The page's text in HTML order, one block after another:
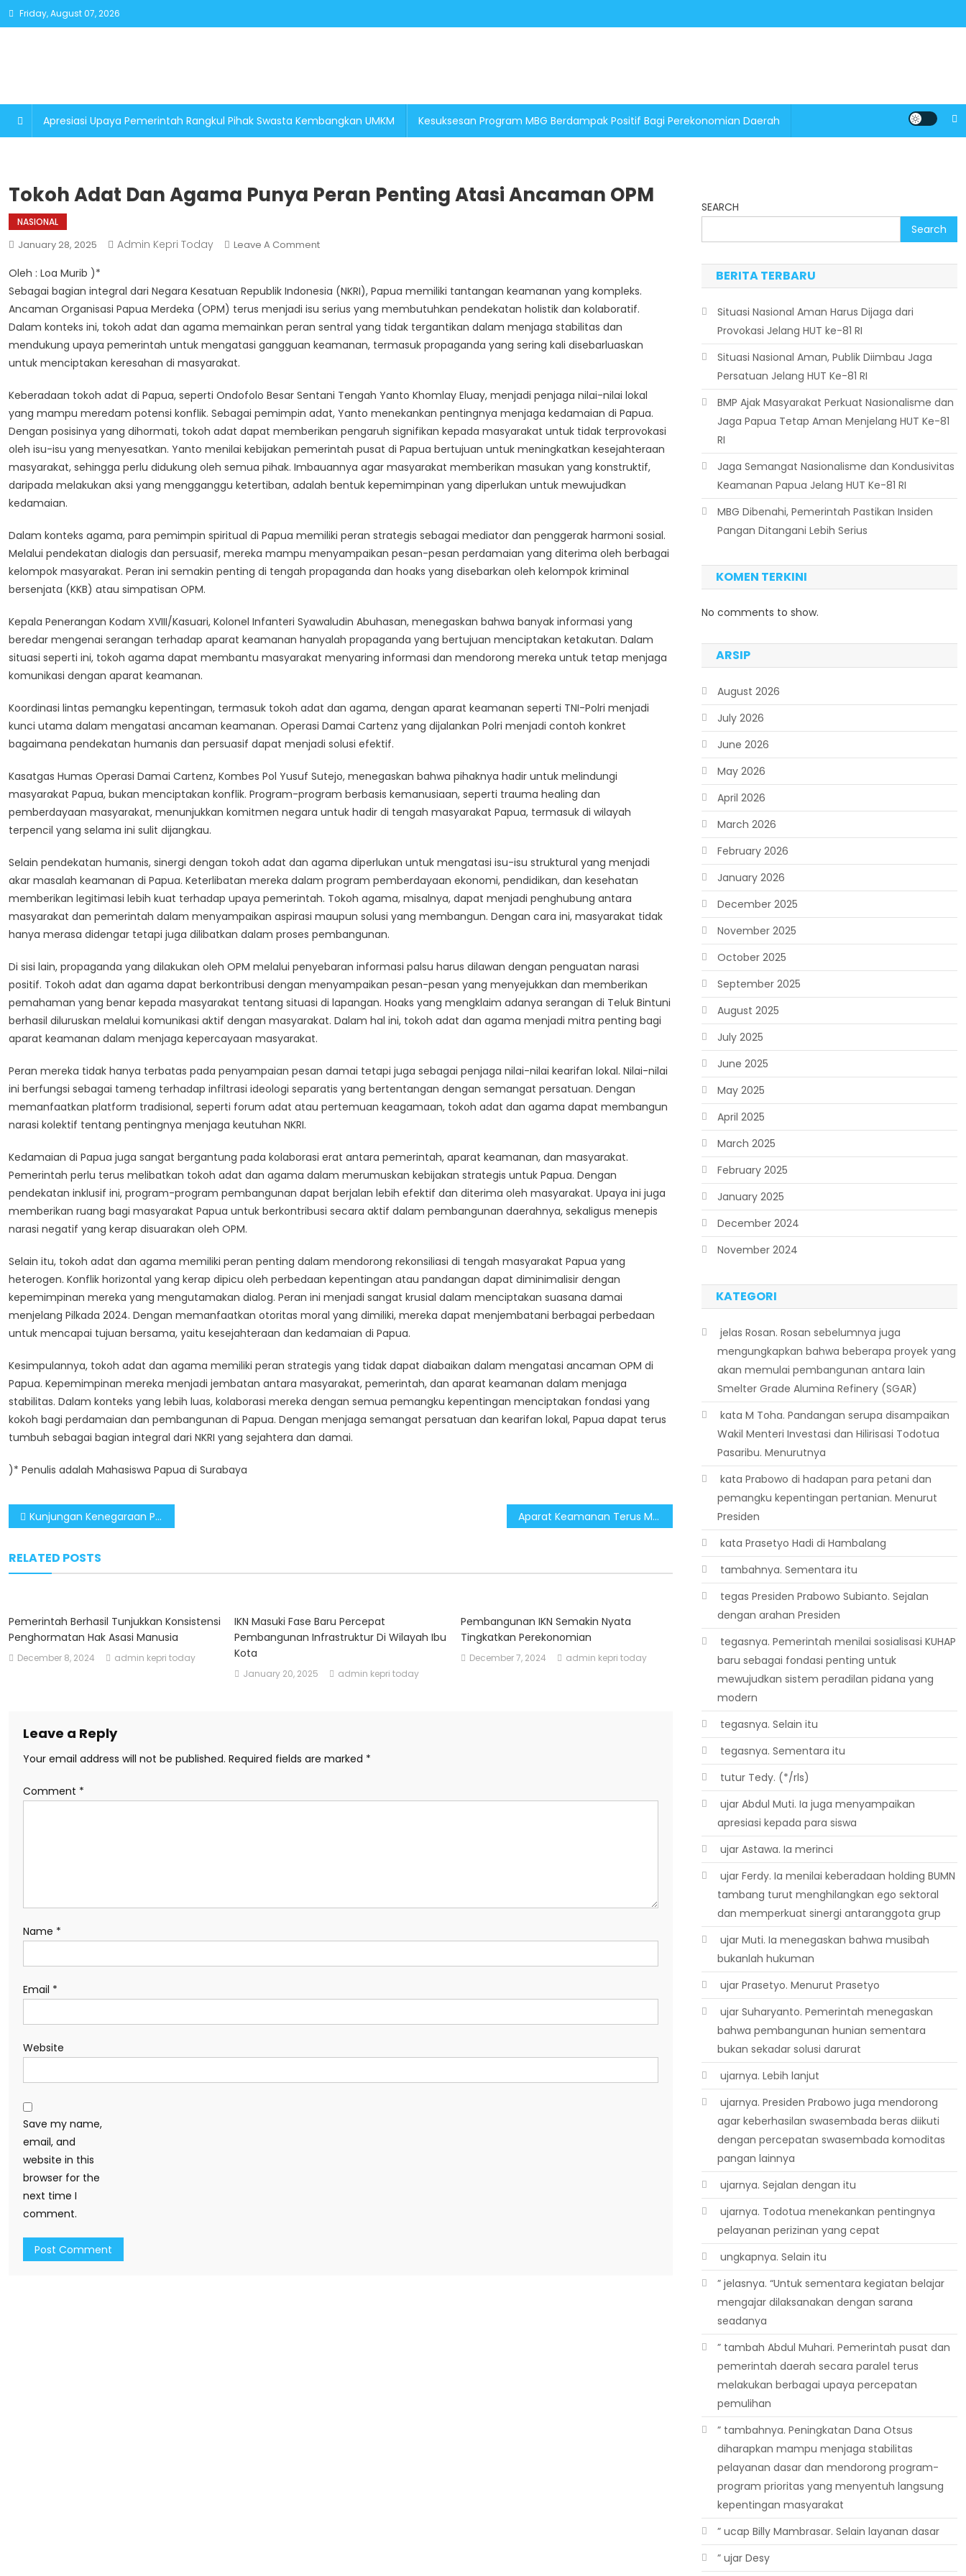
Skip
to
Friday, August 07, 2026
Apresiasi Upaya Pemerintah Rangkul Pihak Swasta Kembangkan UMKM Kesuksesan Program MBG Berdampak Positif Bagi Perekonomian Daerah
Tokoh Adat Dan Agama Punya Peran Penting Atasi Ancaman OPM
NASIONAL
January 28, 2025 Admin Kepri Today Leave A CommentOn
Dan
Agama
Punya
Peran
Ancaman
OPM
Oleh : Loa Murib )*
Sebagai bagian integral dari Negara Kesatuan Republik Indonesia (NKRI), Papua memiliki tantangan keamanan yang kompleks.
Ancaman Organisasi Papua Merdeka (OPM) terus menjadi isu serius yang membutuhkan pendekatan holistik dan kolaboratif.
Dalam konteks ini, tokoh adat dan agama memainkan peran sentral yang tidak tergantikan dalam menjaga stabilitas dan
mendukung upaya pemerintah untuk mengatasi gangguan keamanan, termasuk propaganda yang sering kali disebarluaskan
untuk menciptakan keresahan di masyarakat.
Keberadaan tokoh adat di Papua, seperti Ondofolo Besar Sentani Tengah Yanto Khomlay Eluay, menjadi penjaga nilai-nilai lokal
yang mampu meredam potensi konflik. Sebagai pemimpin adat, Yanto menekankan pentingnya menjaga kedamaian di Papua.
Dengan posisinya yang dihormati, tokoh adat dapat memberikan pengaruh signifikan kepada masyarakat untuk tidak terprovokasi
oleh isu-isu yang menyesatkan. Yanto menilai kebijakan pemerintah pusat di Papua bertujuan untuk meningkatkan kesejahteraan
masyarakat, sehingga perlu didukung oleh semua pihak. Imbauannya agar masyarakat memberikan masukan yang konstruktif,
daripada melakukan aksi yang mengganggu ketertiban, adalah bentuk kepemimpinan yang diperlukan untuk mewujudkan
kedamaian.
Dalam konteks agama, para pemimpin spiritual di Papua memiliki peran strategis sebagai mediator dan penggerak harmoni sosial.
Melalui pendekatan dialogis dan persuasif, mereka mampu menyampaikan pesan-pesan perdamaian yang diterima oleh berbagai
kelompok masyarakat. Peran ini semakin penting di tengah propaganda dan hoaks yang disebarkan oleh kelompok kriminal
bersenjata (KKB) atau simpatisan OPM.
Kepala Penerangan Kodam XVIII/Kasuari, Kolonel Infanteri Syawaludin Abuhasan, menegaskan bahwa banyak informasi yang
beredar mengenai serangan terhadap aparat keamanan hanyalah propaganda yang bertujuan menciptakan ketakutan. Dalam
situasi seperti ini, tokoh agama dapat membantu masyarakat menyaring informasi dan mendorong mereka untuk tetap menjaga
komunikasi dengan aparat keamanan.
Koordinasi lintas pemangku kepentingan, termasuk tokoh adat dan agama, dengan aparat keamanan seperti TNI-Polri menjadi
kunci utama dalam mengatasi ancaman keamanan. Operasi Damai Cartenz yang dijalankan Polri menjadi contoh konkret
bagaimana pendekatan humanis dan persuasif dapat menjadi solusi efektif.
Kasatgas Humas Operasi Damai Cartenz, Kombes Pol Yusuf Sutejo, menegaskan bahwa pihaknya hadir untuk melindungi
masyarakat Papua, bukan menciptakan konflik. Program-program berbasis kemanusiaan, seperti trauma healing dan
pemberdayaan masyarakat, menunjukkan komitmen negara untuk hadir di tengah masyarakat Papua, termasuk di wilayah
terpencil yang selama ini sulit dijangkau.
Selain pendekatan humanis, sinergi dengan tokoh adat dan agama diperlukan untuk mengatasi isu-isu struktural yang menjadi
akar masalah keamanan di Papua. Keterlibatan mereka dalam program pemberdayaan ekonomi, pendidikan, dan kesehatan
memberikan legitimasi lebih kuat terhadap upaya pemerintah. Tokoh agama, misalnya, dapat menjadi penghubung antara
masyarakat dan pemerintah dalam menyampaikan aspirasi maupun solusi yang membangun. Dengan cara ini, masyarakat tidak
hanya merasa didengar tetapi juga dilibatkan dalam proses pembangunan.
Di sisi lain, propaganda yang dilakukan oleh OPM melalui penyebaran informasi palsu harus dilawan dengan penguatan narasi
positif. Tokoh adat dan agama dapat berkontribusi dengan menyampaikan pesan-pesan yang menyejukkan dan memberikan
pemahaman yang benar kepada masyarakat tentang situasi di lapangan. Hoaks yang mengklaim adanya serangan di Teluk Bintuni
berhasil diluruskan melalui komunikasi aktif dengan masyarakat. Dalam hal ini, tokoh adat dan agama menjadi mitra penting bagi
aparat keamanan dalam menjaga kepercayaan masyarakat.
Peran mereka tidak hanya terbatas pada penyampaian pesan damai tetapi juga sebagai penjaga nilai-nilai kearifan lokal. Nilai-nilai
ini berfungsi sebagai tameng terhadap infiltrasi ideologi separatis yang bertentangan dengan semangat persatuan. Dengan
memanfaatkan platform tradisional, seperti forum adat atau pertemuan keagamaan, tokoh adat dan agama dapat membangun
narasi kolektif tentang pentingnya menjaga keutuhan NKRI.
Kedamaian di Papua juga sangat bergantung pada kolaborasi erat antara pemerintah, aparat keamanan, dan masyarakat.
Pemerintah perlu terus melibatkan tokoh adat dan agama dalam merumuskan kebijakan strategis untuk Papua. Dengan
pendekatan inklusif ini, program-program pembangunan dapat berjalan lebih efektif dan diterima oleh masyarakat. Upaya ini juga
memberikan ruang bagi masyarakat Papua untuk berkontribusi secara aktif dalam pembangunan daerahnya, sekaligus menepis
narasi negatif yang kerap disuarakan oleh OPM.
Selain itu, tokoh adat dan agama memiliki peran penting dalam mendorong rekonsiliasi di tengah masyarakat Papua yang
heterogen. Konflik horizontal yang kerap dipicu oleh perbedaan kepentingan atau pandangan dapat diminimalisir dengan
kepemimpinan mereka yang mengutamakan dialog. Peran ini menjadi sangat krusial dalam menciptakan suasana damai
menjelang Pilkada 2024. Dengan memanfaatkan otoritas moral yang dimiliki, mereka dapat menjembatani berbagai perbedaan
untuk mencapai tujuan bersama, yaitu kesejahteraan dan kedamaian di Papua.
Kesimpulannya, tokoh adat dan agama memiliki peran strategis yang tidak dapat diabaikan dalam mengatasi ancaman OPM di
Papua. Kepemimpinan mereka menjadi jembatan antara masyarakat, pemerintah, dan aparat keamanan dalam menjaga
stabilitas. Dalam konteks yang lebih luas, kolaborasi mereka dengan semua pemangku kepentingan menciptakan fondasi yang
kokoh bagi perdamaian dan pembangunan di Papua. Dengan menjaga semangat persatuan dan kearifan lokal, Papua dapat terus
tumbuh sebagai bagian integral dari NKRI yang sejahtera dan damai.
)* Penulis adalah Mahasiswa Papua di Surabaya
Post
Kunjungan Kenegaraan Presiden Prabowo Hasilkan Beragam Kerja Sama Strategis Aparat Keamanan Terus Memburu OPM, Jaga Stabilitas di Papua
RELATED POSTS
Pemerintah Berhasil Tunjukkan Konsistensi
Penghormatan Hak Asasi Manusia
December 8, 2024 admin kepri today
IKN Masuki Fase Baru Percepat
Pembangunan Infrastruktur Di Wilayah Ibu
Kota
January 20, 2025 admin kepri today
Pembangunan IKN Semakin Nyata
Tingkatkan Perekonomian
December 7, 2024 admin kepri today
Leave a Reply
Your email address will not be published. Required fields are marked *
Comment *
Name *
Email *
Website
Save my name,
email, and
website in this
browser for the
next time I
comment.
SEARCH
Search
BERITA TERBARU
Situasi Nasional Aman Harus Dijaga dari
Provokasi Jelang HUT ke-81 RI
Situasi Nasional Aman, Publik Diimbau Jaga
Persatuan Jelang HUT Ke-81 RI
BMP Ajak Masyarakat Perkuat Nasionalisme dan
Jaga Papua Tetap Aman Menjelang HUT Ke-81
RI
Jaga Semangat Nasionalisme dan Kondusivitas
Keamanan Papua Jelang HUT Ke-81 RI
MBG Dibenahi, Pemerintah Pastikan Insiden
Pangan Ditangani Lebih Serius
KOMEN TERKINI
No comments to show.
ARSIP
August 2026
July 2026
June 2026
May 2026
April 2026
March 2026
February 2026
January 2026
December 2025
November 2025
October 2025
September 2025
August 2025
July 2025
June 2025
May 2025
April 2025
March 2025
February 2025
January 2025
December 2024
November 2024
KATEGORI
 jelas Rosan. Rosan sebelumnya juga
mengungkapkan bahwa beberapa proyek yang
akan memulai pembangunan antara lain
Smelter Grade Alumina Refinery (SGAR)
 kata M Toha. Pandangan serupa disampaikan
Wakil Menteri Investasi dan Hilirisasi Todotua
Pasaribu. Menurutnya
 kata Prabowo di hadapan para petani dan
pemangku kepentingan pertanian. Menurut
Presiden
 kata Prasetyo Hadi di Hambalang
 tambahnya. Sementara itu
 tegas Presiden Prabowo Subianto. Sejalan
dengan arahan Presiden
 tegasnya. Pemerintah menilai sosialisasi KUHAP
baru sebagai fondasi penting untuk
mewujudkan sistem peradilan pidana yang
modern
 tegasnya. Selain itu
 tegasnya. Sementara itu
 tutur Tedy. (*/rls)
 ujar Abdul Muti. Ia juga menyampaikan
apresiasi kepada para siswa
 ujar Astawa. Ia merinci
 ujar Ferdy. Ia menilai keberadaan holding BUMN
tambang turut menghilangkan ego sektoral
dan memperkuat sinergi antaranggota grup
 ujar Muti. Ia menegaskan bahwa musibah
bukanlah hukuman
 ujar Prasetyo. Menurut Prasetyo
 ujar Suharyanto. Pemerintah menegaskan
bahwa pembangunan hunian sementara
bukan sekadar solusi darurat
 ujarnya. Lebih lanjut
 ujarnya. Presiden Prabowo juga mendorong
agar keberhasilan swasembada beras diikuti
dengan percepatan swasembada komoditas
pangan lainnya
 ujarnya. Sejalan dengan itu
 ujarnya. Todotua menekankan pentingnya
pelayanan perizinan yang cepat
 ungkapnya. Selain itu
” jelasnya. “Untuk sementara kegiatan belajar
mengajar dilaksanakan dengan sarana
seadanya
” tambah Abdul Muhari. Pemerintah pusat dan
pemerintah daerah secara paralel terus
melakukan berbagai upaya percepatan
pemulihan
” tambahnya. Peningkatan Dana Otsus
diharapkan mampu menjaga stabilitas
pelayanan dasar dan mendorong program-
program prioritas yang menyentuh langsung
kepentingan masyarakat
” ucap Billy Mambrasar. Selain layanan dasar
” ujar Desy